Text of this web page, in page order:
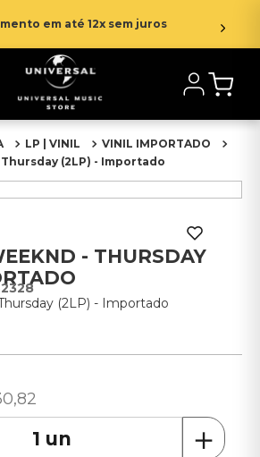
em até 12x sem juros
LP | VINIL
VINIL IMPORTADO
(2LP) - Importado
- THURSDAY
(2LP) - Importado
,82
＋